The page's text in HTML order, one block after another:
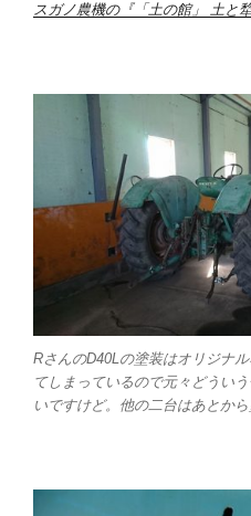
スガノ農機の『「土の館」 土と
RさんのD40Lの塗装はオリジナ
てしまっているので元々どうい
いですけど。他の二台はあとか